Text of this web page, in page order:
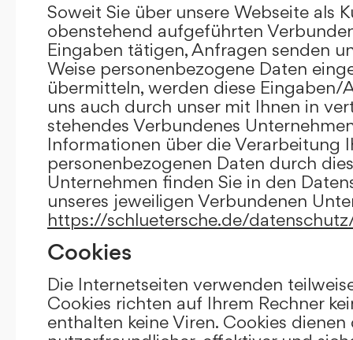
Soweit Sie über unsere Webseite als
obenstehend aufgeführten
Eingaben tätigen, Anfragen senden
Weise personenbezogene Daten
übermitteln, werden diese
uns auch durch unser mit Ihnen in
stehendes Verbundenes
Informationen über die Verarbeitung
personenbezogenen Daten durch
Unternehmen finden Sie in den
unseres jeweiligen Verbundenen
https://schluetersche.de/
Cookies
Die Internetseiten verwenden
Cookies richten auf Ihrem Rechner
enthalten keine Viren. Cookies